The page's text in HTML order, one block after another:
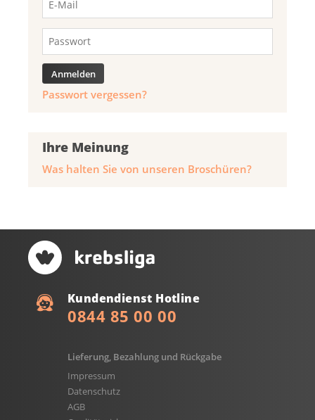
Passwort vergessen?
Ihre Meinung
Was halten Sie von unseren Broschüren?
Kundendienst Hotline
0844 85 00 00
Lieferung, Bezahlung und Rückgabe
Impressum
Datenschutz
AGB